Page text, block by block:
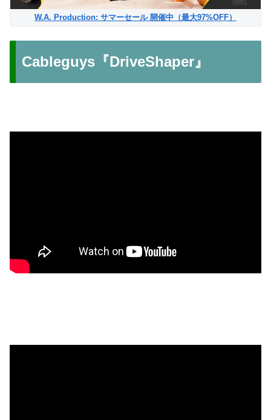
W.A. Production: サマーセール 開催中（最大97%OFF）
Cableguys『DriveShaper』